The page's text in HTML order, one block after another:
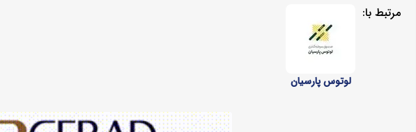
مرتبط با:
لوتوس پارسیان